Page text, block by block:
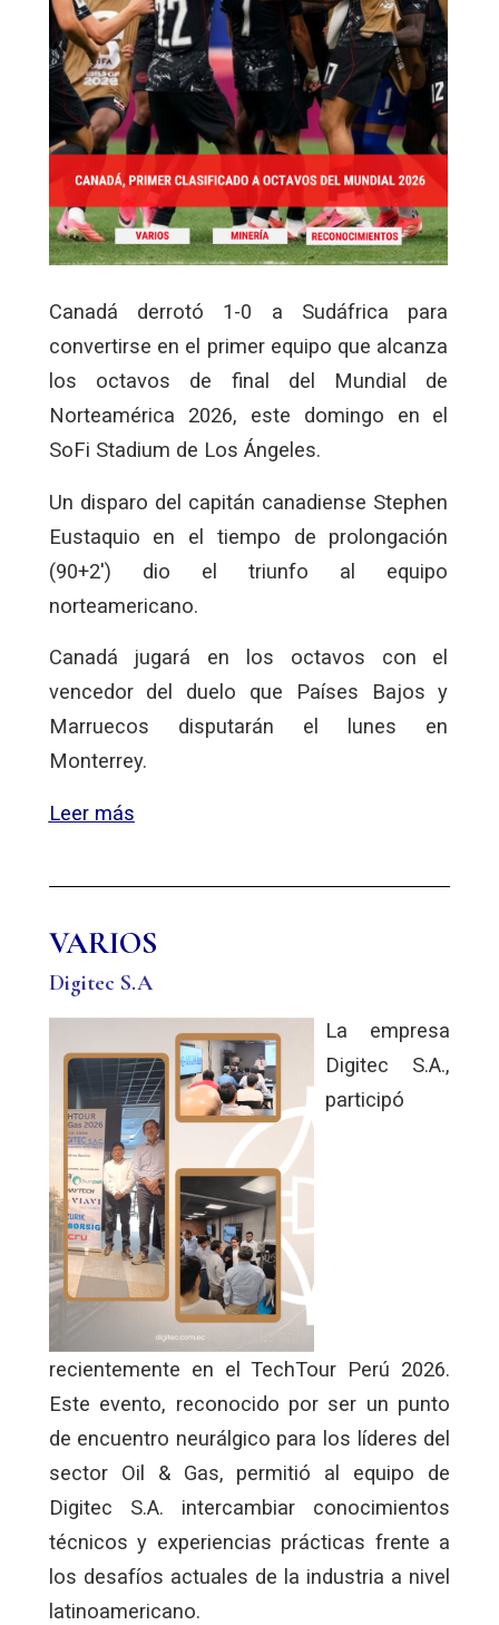
Canadá derrotó 1-0 a Sudáfrica para
convertirse en el primer equipo que alcanza
los octavos de final del Mundial de
Norteamérica 2026, este domingo en el
SoFi Stadium de Los Ángeles.
Un disparo del capitán canadiense Stephen
Eustaquio en el tiempo de prolongación
(90+2′) dio el triunfo al equipo
norteamericano.
Canadá jugará en los octavos con el
vencedor del duelo que Países Bajos y
Marruecos disputarán el lunes en
Monterrey.
Leer más
VARIOS
Digitec S.A
La empresa
Digitec S.A.,
participó
recientemente en el TechTour Perú 2026.
Este evento, reconocido por ser un punto
de encuentro neurálgico para los líderes del
sector Oil & Gas, permitió al equipo de
Digitec S.A. intercambiar conocimientos
técnicos y experiencias prácticas frente a
los desafíos actuales de la industria a nivel
latinoamericano.